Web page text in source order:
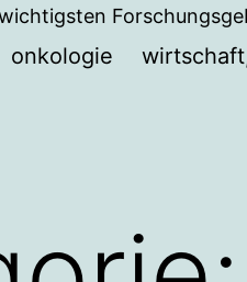
onkologie